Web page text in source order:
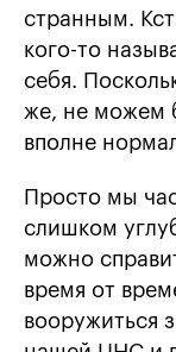
странным.
кого-то
себя.
же, не можем
вполне
Просто мы
слишком
можно
время от
вооружиться